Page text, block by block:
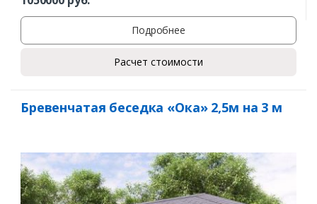
Подробнее
Расчет стоимости
Бревенчатая беседка «Ока» 2,5м на 3 м